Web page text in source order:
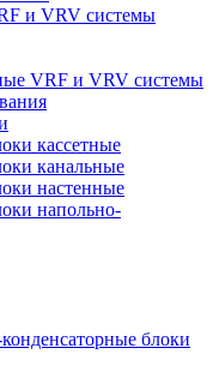
и VRV системы
VRF и VRV системы
кассетные
канальные
настенные
напольно-
блоки